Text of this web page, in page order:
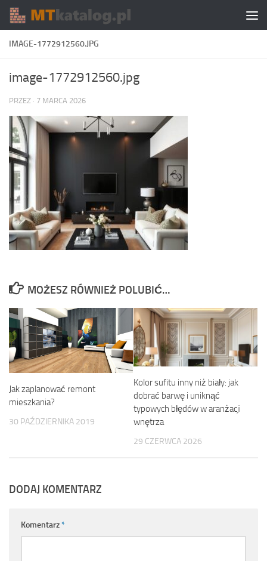
Skip to content
IMAGE-1772912560.JPG
image-1772912560.jpg
PRZEZ · 7 MARCA 2026
MOŻESZ RÓWNIEŻ POLUBIĆ…
Jak zaplanować remont
mieszkania?
30 PAŹDZIERNIKA 2019
Kolor sufitu inny niż biały: jak
dobrać barwę i uniknąć
typowych błędów w aranżacji
wnętrza
29 CZERWCA 2026
DODAJ KOMENTARZ
Komentarz*